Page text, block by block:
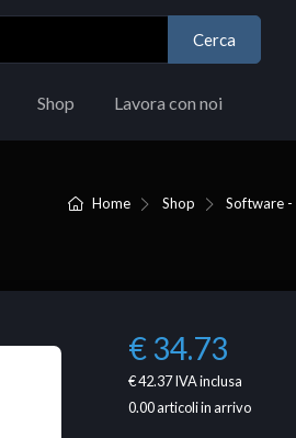
Cerca
Shop Lavora con noi
Home Shop Software
€ 34.73
€ 42.37IVA inclusa
0.00articoli in arrivo